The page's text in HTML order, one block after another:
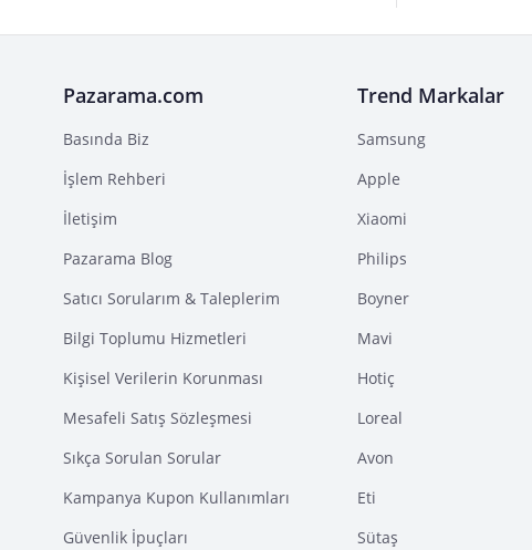
Pazarama.com
Basında Biz
İşlem Rehberi
İletişim
Pazarama Blog
Satıcı Sorularım & Taleplerim
Bilgi Toplumu Hizmetleri
Kişisel Verilerin Korunması
Mesafeli Satış Sözleşmesi
Sıkça Sorulan Sorular
Kampanya Kupon Kullanımları
Güvenlik İpuçları
Trend Markalar
Samsung
Apple
Xiaomi
Philips
Boyner
Mavi
Hotiç
Loreal
Avon
Eti
Sütaş